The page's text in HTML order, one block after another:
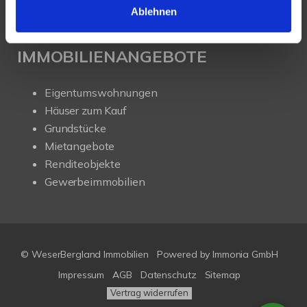
Ablehnen
IMMOBILIENANGEBOTE
Eigentumswohnungen
Häuser zum Kauf
Grundstücke
Mietangebote
Renditeobjekte
Gewerbeimmobilien
© WeserBergland Immobilien Powered by Immonia GmbH
Impressum
AGB Datenschutz Sitemap
Vertrag widerrufen